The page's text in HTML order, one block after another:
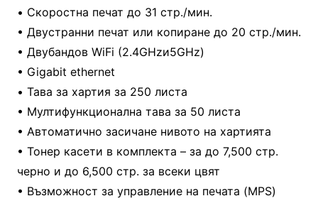
• Скоростна печат до 31 стр./мин.
• Двустранни печат или копиране до 20 стр./мин.
• Двубандов WiFi (2.4GHzи5GHz)
• Gigabit ethernet
• Тава за хартия за 250 листа
• Мултифункционална тава за 50 листа
• Автоматично засичане нивото на хартията
• Тонер касети в комплекта – за до 7,500 стр.
черно и до 6,500 стр. за всеки цвят
• Възможност за управление на печата (MPS)